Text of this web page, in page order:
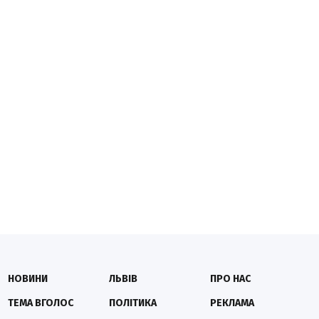
НОВИНИ
ТЕМА ВГОЛОС
ЛЬВІВ
ПОЛІТИКА
ПРО НАС
РЕКЛАМА